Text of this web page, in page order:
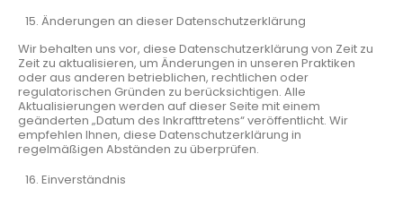
Änderungen an dieser Datenschutzerklärung
Wir behalten uns vor, diese Datenschutzerklärung von Zeit zu
Zeit zu aktualisieren, um Änderungen in unseren Praktiken
oder aus anderen betrieblichen, rechtlichen oder
regulatorischen Gründen zu berücksichtigen. Alle
Aktualisierungen werden auf dieser Seite mit einem
geänderten „Datum des Inkrafttretens“ veröffentlicht. Wir
empfehlen Ihnen, diese Datenschutzerklärung in
regelmäßigen Abständen zu überprüfen.
Einverständnis